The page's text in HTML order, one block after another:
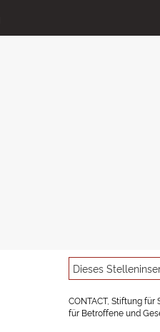
Dieses
CONTACT, Stiftung
für Betroffene und